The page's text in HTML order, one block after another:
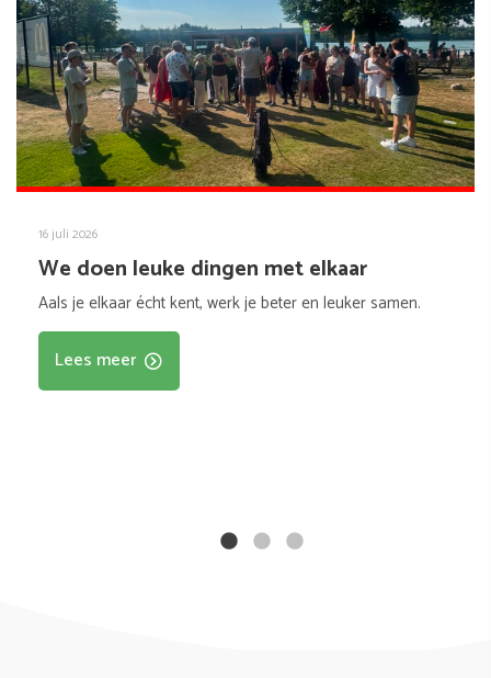
16 juli 2026
We doen leuke dingen met elkaar
Aals je elkaar écht kent, werk je beter en leuker samen.
Lees meer